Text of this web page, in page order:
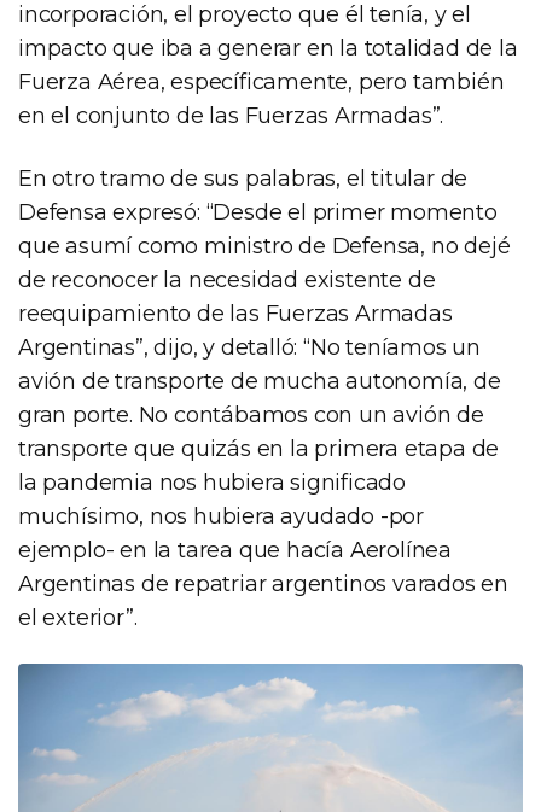
incorporación, el proyecto que él tenía, y el
impacto que iba a generar en la totalidad de la
Fuerza Aérea, específicamente, pero también
en el conjunto de las Fuerzas Armadas”.
En otro tramo de sus palabras, el titular de
Defensa expresó: “Desde el primer momento
que asumí como ministro de Defensa, no dejé
de reconocer la necesidad existente de
reequipamiento de las Fuerzas Armadas
Argentinas”, dijo, y detalló: “No teníamos un
avión de transporte de mucha autonomía, de
gran porte. No contábamos con un avión de
transporte que quizás en la primera etapa de
la pandemia nos hubiera significado
muchísimo, nos hubiera ayudado -por
ejemplo- en la tarea que hacía Aerolínea
Argentinas de repatriar argentinos varados en
el exterior”.